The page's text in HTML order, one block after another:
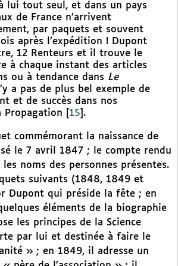
lui tout seul, et dans un pays
de France n’arrivent
par paquets et souvent
après l’expédition ! Dupont
12 Renteurs et il trouve le
à chaque instant des articles
ou à tendance dans Le
a pas de plus bel exemple de
et de succès dans nos
Propagation
15 .
commémorant la naissance de
le 7 avril 1847 ; le compte rendu
noms des personnes présentes.
suivants (1848, 1849 et
Dupont qui préside la fête ; en
éléments de la biographie
les principes de la Science
par lui et destinée à faire le
» ; en 1849, il adresse un